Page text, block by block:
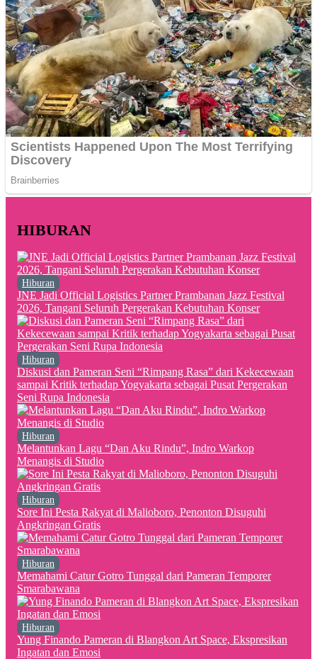
HIBURAN
Hiburan
JNE Jadi Official Logistics Partner Prambanan Jazz Festival
2026, Tangani Seluruh Pergerakan Kebutuhan Konser
Hiburan
Diskusi dan Pameran Seni “Rimpang Rasa” dari Kekecewaan
sampai Kritik terhadap Yogyakarta sebagai Pusat Pergerakan
Seni Rupa Indonesia
Hiburan
Melantunkan Lagu “Dan Aku Rindu”, Indro Warkop
Menangis di Studio
Hiburan
Sore Ini Pesta Rakyat di Malioboro, Penonton Disuguhi
Angkringan Gratis
Hiburan
Memahami Catur Gotro Tunggal dari Pameran Temporer
Smarabawana
Hiburan
Yung Finando Pameran di Blangkon Art Space, Ekspresikan
Ingatan dan Emosi